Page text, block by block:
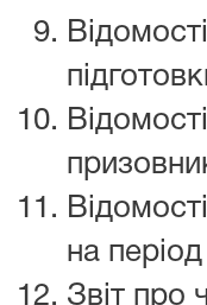
на
Звіт про